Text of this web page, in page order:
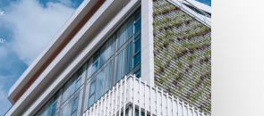
2026
JETZT BESTELLEN